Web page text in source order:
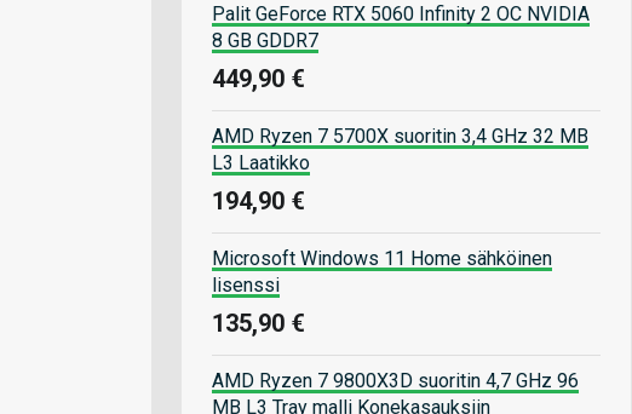
Palit GeForce RTX 5060 Infinity 2 OC NVIDIA
8 GB GDDR7
449,90 €
AMD Ryzen 7 5700X suoritin 3,4 GHz 32 MB
L3 Laatikko
194,90 €
Microsoft Windows 11 Home sähköinen
lisenssi
135,90 €
AMD Ryzen 7 9800X3D suoritin 4,7 GHz 96
MB L3 Tray malli Konekasauksiin